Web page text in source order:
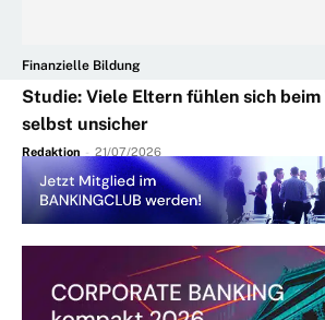
Finanzielle Bildung
Studie: Viele Eltern fühlen sich beim
selbst unsicher
Redaktion - 21/07/2026